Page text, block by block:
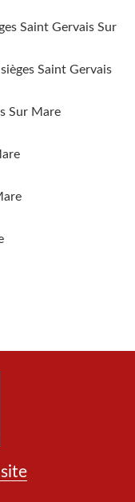
Saint Gervais Sur
Saint Gervais
Sur Mare